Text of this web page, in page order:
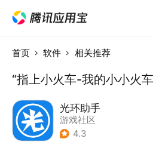
首页 软件 相关推荐
“指上小火车-我的小小火
光环助手
游戏社区
4.3